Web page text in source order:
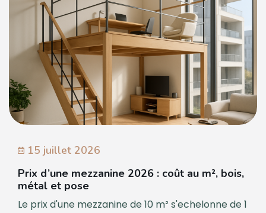
15 juillet 2026
Prix d’une mezzanine 2026 : coût au m², bois,
métal et pose
Le prix d'une mezzanine de 10 m² s'echelonne de 1